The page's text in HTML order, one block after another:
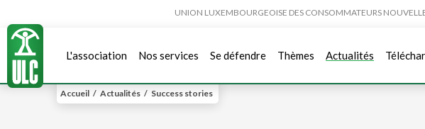
UNION LUXEMBOURGEOISE DES CONSOMMATEURS
L'association Nos services Se défendre Thèmes Actualités
Accueil / Actualités / Success stories